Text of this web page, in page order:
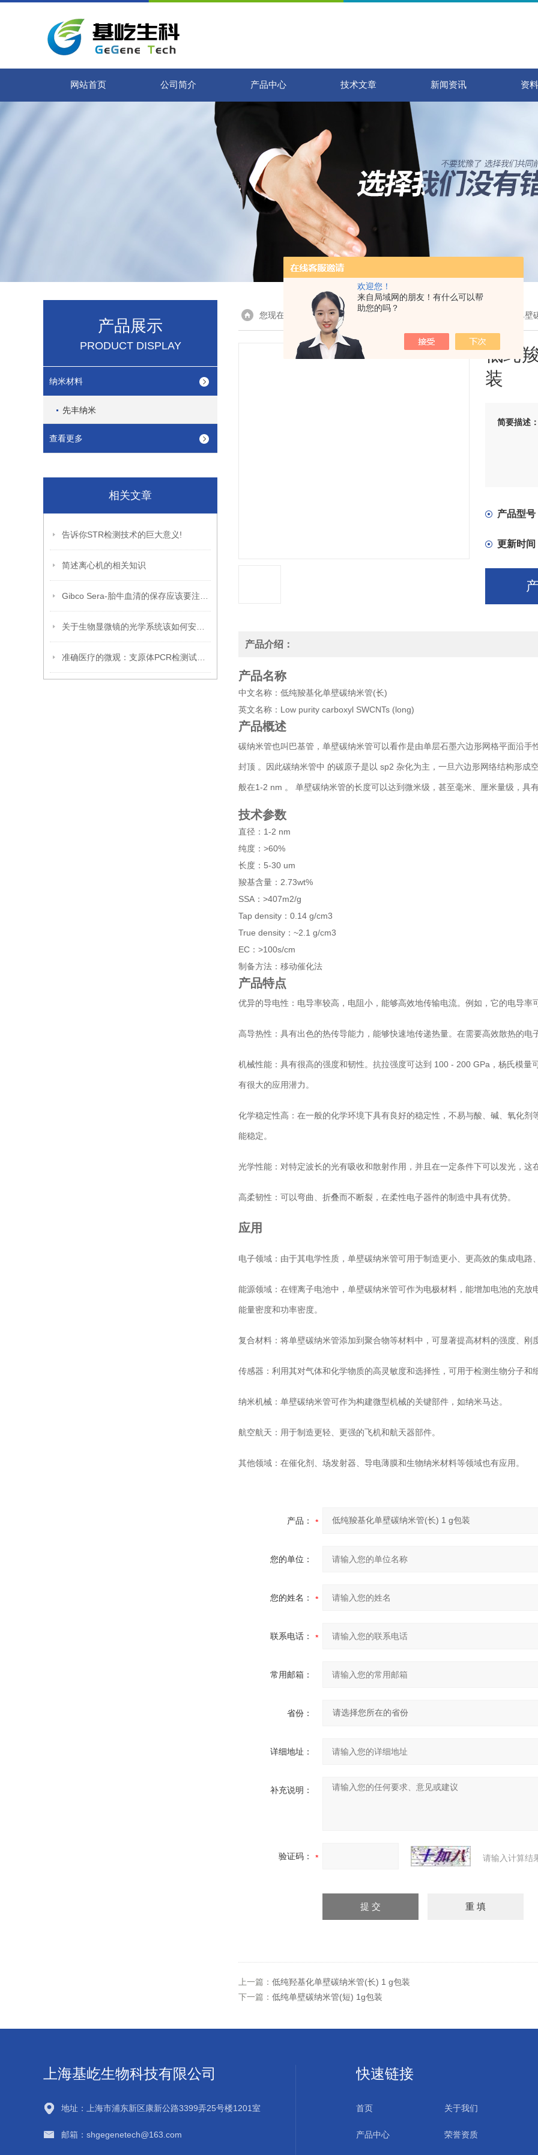
欢迎您！
来自局域网的朋友！有什么可以帮
助您的吗？
网站首页 公司简介 产品中心 技术文章 新闻资讯 资
产品展示
PRODUCT DISPLAY
纳米材料
先丰纳米
查看更多
相关文章
告诉你STR检测技术的巨大意义!
简述离心机的相关知识
您现在的位置：首页> 产品展示 > 纳米材料 > 低纯羧基化单壁
低纯
装
简要描述
产品型号
更新时间
产品介绍：
产品名称
中文名称：低纯羧基化单壁碳纳米管(长)
英文名称：Low purity carboxyl SWCNTs (long)
产品概述
碳纳米管也叫巴基管，单壁碳纳米管可以看作是由单层石墨六边形网格平面沿
封顶 。因此碳纳米管中 的碳原子是以 sp2 杂化为主，一旦六边形网络结构形成
般在1-2 nm 。 单壁碳纳米管的长度可以达到微米级，甚至毫米、厘米量级，具
技术参数
直径：1-2 nm
纯度：>60%
长度：5-30 um
羧基含量：2.73wt%
SSA：>407m2/g
Tap density：0.14 g/cm3
True density：~2.1 g/cm3
EC：>100s/cm
制备方法：移动催化法
产品特点
优异的导电性：电导率较高，电阻小，能够高效地传输电流。例如，它的电导率
高导热性：具有出色的热传导能力，能够快速地传递热量。在需要高效散热的电
机械性能：具有很高的强度和韧性。抗拉强度可达到 100 - 200 GPa，杨氏模
有很大的应用潜力。
化学稳定性高：在一般的化学环境下具有良好的稳定性，不易与酸、碱、氧化
能稳定。
光学性能：对特定波长的光有吸收和散射作用，并且在一定条件下可以发光，这
高柔韧性：可以弯曲、折叠而不断裂，在柔性电子器件的制造中具有优势。
应用
电子领域：由于其电学性质，单壁碳纳米管可用于制造更小、更高效的集成电路
能源领域：在锂离子电池中，单壁碳纳米管可作为电极材料，能增加电池的充
能量密度和功率密度。
复合材料：将单壁碳纳米管添加到聚合物等材料中，可显著提高材料的强度、刚
传感器：利用其对气体和化学物质的高灵敏度和选择性，可用于检测生物分子和
纳米机械：单壁碳纳米管可作为构建微型机械的关键部件，如纳米马达。
航空航天：用于制造更轻、更强的飞机和航天器部件。
其他领域：在催化剂、场发射器、导电薄膜和生物纳米材料等领域也有应用。
产品：
您的单位：
您的姓名：
联系电话：
常用邮箱：
省份：
详细地址：
补充说明：
验证码： 请输入计算结
上一篇： 低纯羟基化单壁碳纳米管(长) 1 g包装
下一篇： 低纯单壁碳纳米管(短) 1g包装
上海基屹生物科技有限公司
地址：上海市浦东新区康新公路3399弄25号楼1201室
邮箱：shgegenetech@163.com
快速链接
首页 关于我们
产品中心 荣誉资质